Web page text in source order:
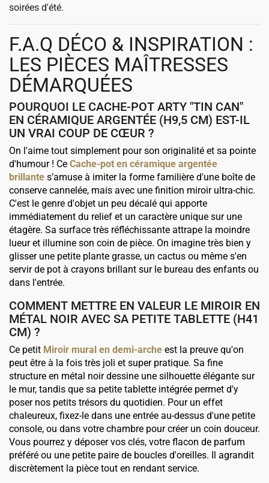
soirées d'été.
F.A.Q DÉCO & INSPIRATION :
LES PIÈCES MAÎTRESSES
DÉMARQUÉES
POURQUOI LE CACHE-POT ARTY "TIN CAN"
EN CÉRAMIQUE ARGENTÉE (H9,5 CM) EST-IL
UN VRAI COUP DE CŒUR ?
On l'aime tout simplement pour son originalité et sa pointe
d'humour ! Ce Cache-pot en céramique argentée
brillante s’amuse à imiter la forme familière d'une boîte de
conserve cannelée, mais avec une finition miroir ultra-chic.
C'est le genre d'objet un peu décalé qui apporte
immédiatement du relief et un caractère unique sur une
étagère. Sa surface très réfléchissante attrape la moindre
lueur et illumine son coin de pièce. On imagine très bien y
glisser une petite plante grasse, un cactus ou même s'en
servir de pot à crayons brillant sur le bureau des enfants ou
dans l'entrée.
COMMENT METTRE EN VALEUR LE MIROIR EN
MÉTAL NOIR AVEC SA PETITE TABLETTE (H41
CM) ?
Ce petit Miroir mural en demi-arche est la preuve qu'on
peut être à la fois très joli et super pratique. Sa fine
structure en métal noir dessine une silhouette élégante sur
le mur, tandis que sa petite tablette intégrée permet d'y
poser nos petits trésors du quotidien. Pour un effet
chaleureux, fixez-le dans une entrée au-dessus d'une petite
console, ou dans votre chambre pour créer un coin douceur.
Vous pourrez y déposer vos clés, votre flacon de parfum
préféré ou une petite paire de boucles d'oreilles. Il agrandit
discrètement la pièce tout en rendant service.